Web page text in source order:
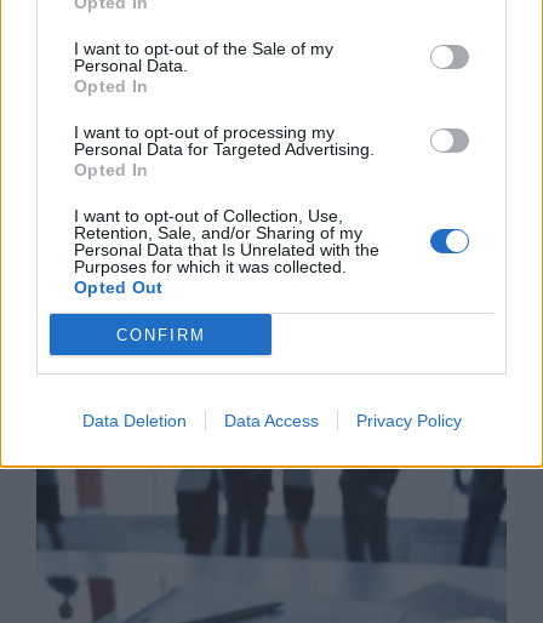
I want to opt-out of the Sale of my
Personal Data.
Opted In
I want to opt-out of processing my
Personal Data for Targeted Advertising.
Opted In
I want to opt-out of Collection, Use,
Retention, Sale, and/or Sharing of my
Personal Data that Is Unrelated with the
Purposes for which it was collected.
Opted Out
CONFIRM
Data Deletion Data Access Privacy Policy
06/08/26 |17:45
στη Χαλκιδική
Business Know-how